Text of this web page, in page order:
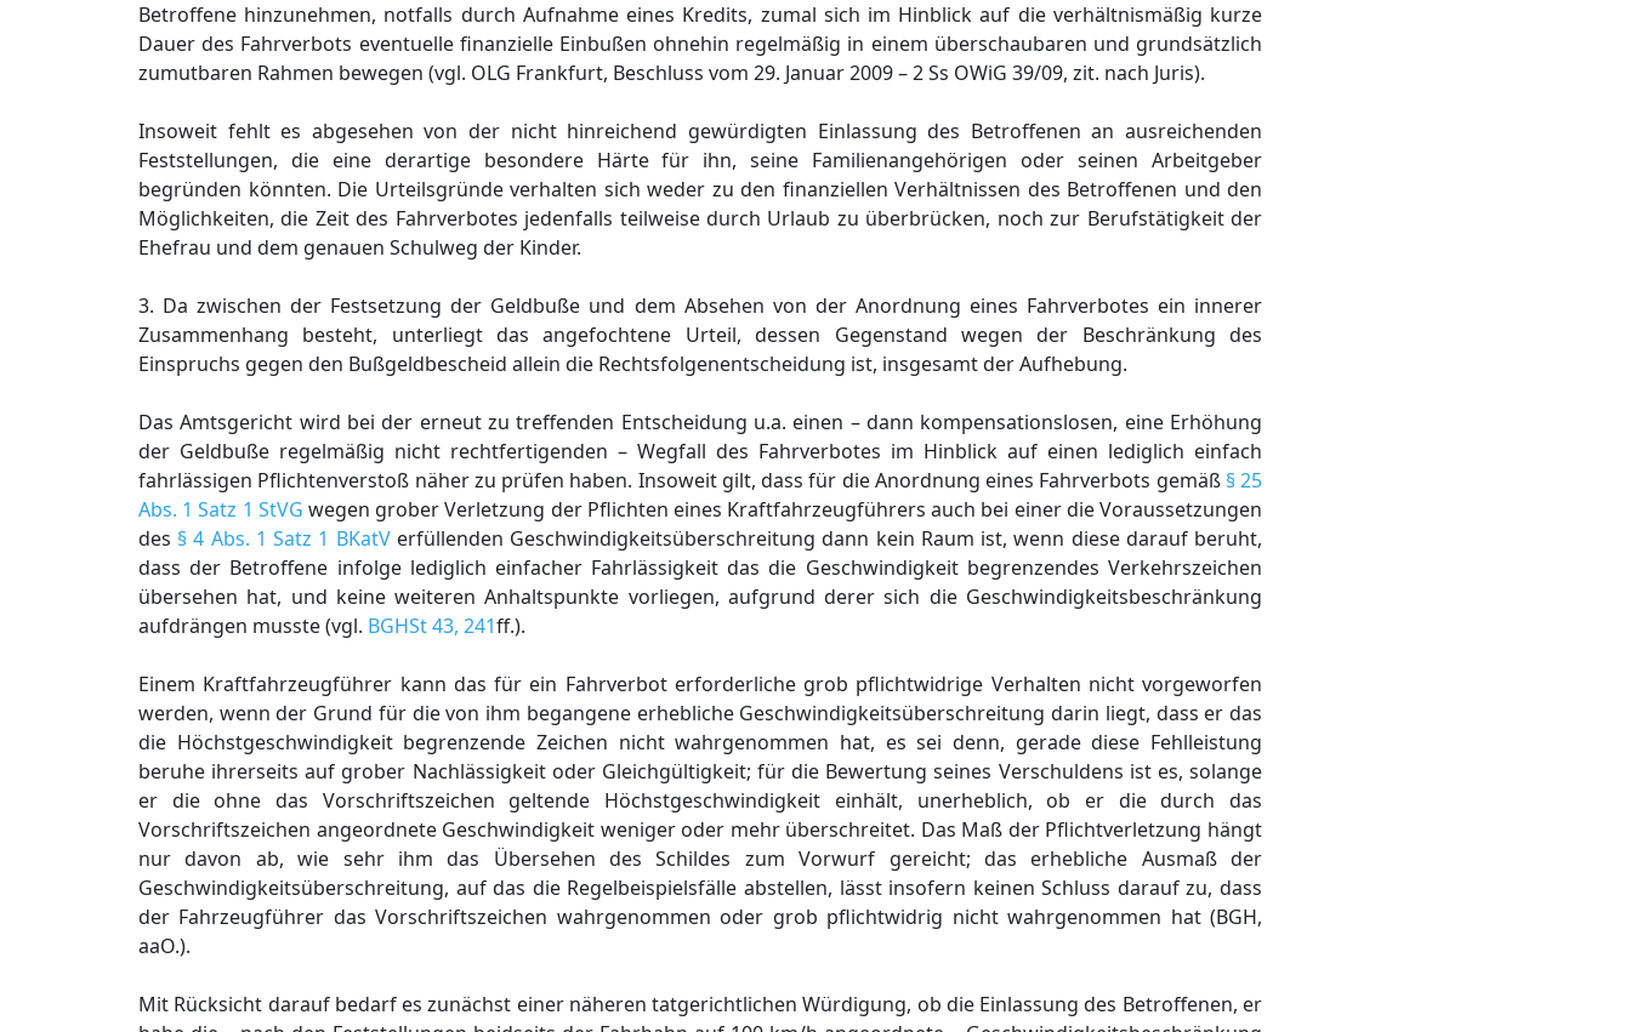
Betroffene hinzunehmen, notfalls durch Aufnahme eines Kredits, zumal sich im Hinblick auf die verhältnismäßig kurze
Dauer des Fahrverbots eventuelle finanzielle Einbußen ohnehin regelmäßig in einem überschaubaren und grundsätzlich
zumutbaren Rahmen bewegen (vgl. OLG Frankfurt, Beschluss vom 29. Januar 2009 – 2 Ss OWiG 39/09, zit. nach Juris).
Insoweit fehlt es abgesehen von der nicht hinreichend gewürdigten Einlassung des Betroffenen an ausreichenden
Feststellungen, die eine derartige besondere Härte für ihn, seine Familienangehörigen oder seinen Arbeitgeber
begründen könnten. Die Urteilsgründe verhalten sich weder zu den finanziellen Verhältnissen des Betroffenen und den
Möglichkeiten, die Zeit des Fahrverbotes jedenfalls teilweise durch Urlaub zu überbrücken, noch zur Berufstätigkeit der
Ehefrau und dem genauen Schulweg der Kinder.
3. Da zwischen der Festsetzung der Geldbuße und dem Absehen von der Anordnung eines Fahrverbotes ein innerer
Zusammenhang besteht, unterliegt das angefochtene Urteil, dessen Gegenstand wegen der Beschränkung des
Einspruchs gegen den Bußgeldbescheid allein die Rechtsfolgenentscheidung ist, insgesamt der Aufhebung.
Das Amtsgericht wird bei der erneut zu treffenden Entscheidung u.a. einen – dann kompensationslosen, eine Erhöhung
der Geldbuße regelmäßig nicht rechtfertigenden – Wegfall des Fahrverbotes im Hinblick auf einen lediglich einfach
fahrlässigen Pflichtenverstoß näher zu prüfen haben. Insoweit gilt, dass für die Anordnung eines Fahrverbots gemäß § 25
Abs. 1 Satz 1 StVG wegen grober Verletzung der Pflichten eines Kraftfahrzeugführers auch bei einer die Voraussetzungen
des § 4 Abs. 1 Satz 1 BKatVerfüllenden Geschwindigkeitsüberschreitung dann kein Raum ist, wenn diese darauf beruht,
dass der Betroffene infolge lediglich einfacher Fahrlässigkeit das die Geschwindigkeit begrenzendes Verkehrszeichen
übersehen hat, und keine weiteren Anhaltspunkte vorliegen, aufgrund derer sich die Geschwindigkeitsbeschränkung
aufdrängen musste (vgl. BGHSt 43, 241ff.).
Einem Kraftfahrzeugführer kann das für ein Fahrverbot erforderliche grob pflichtwidrige Verhalten nicht vorgeworfen
werden, wenn der Grund für die von ihm begangene erhebliche Geschwindigkeitsüberschreitung darin liegt, dass er das
die Höchstgeschwindigkeit begrenzende Zeichen nicht wahrgenommen hat, es sei denn, gerade diese Fehlleistung
beruhe ihrerseits auf grober Nachlässigkeit oder Gleichgültigkeit; für die Bewertung seines Verschuldens ist es, solange
er die ohne das Vorschriftszeichen geltende Höchstgeschwindigkeit einhält, unerheblich, ob er die durch das
Vorschriftszeichen angeordnete Geschwindigkeit weniger oder mehr überschreitet. Das Maß der Pflichtverletzung hängt
nur davon ab, wie sehr ihm das Übersehen des Schildes zum Vorwurf gereicht; das erhebliche Ausmaß der
Geschwindigkeitsüberschreitung, auf das die Regelbeispielsfälle abstellen, lässt insofern keinen Schluss darauf zu, dass
der Fahrzeugführer das Vorschriftszeichen wahrgenommen oder grob pflichtwidrig nicht wahrgenommen hat (BGH,
aaO.).
Mit Rücksicht darauf bedarf es zunächst einer näheren tatgerichtlichen Würdigung, ob die Einlassung des Betroffenen, er